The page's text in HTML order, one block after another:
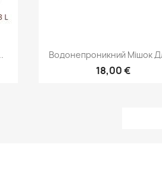
Швидкий
Водонепроникний Мішок
18,00 €